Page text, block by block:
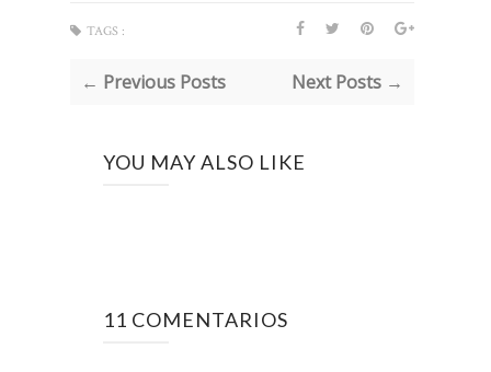
TAGS :
← Previous Posts Next Posts →
YOU MAY ALSO LIKE
11 COMENTARIOS